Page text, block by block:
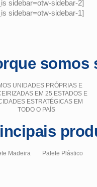
sidebar=otw-sidebar-2]
sidebar=otw-sidebar-1]
somos
UNIDADES PRÓPRIAS E
EM 25 ESTADOS E
ESTRATÉGICAS EM
TODO O PAÍS
Madeira Palete Plástico